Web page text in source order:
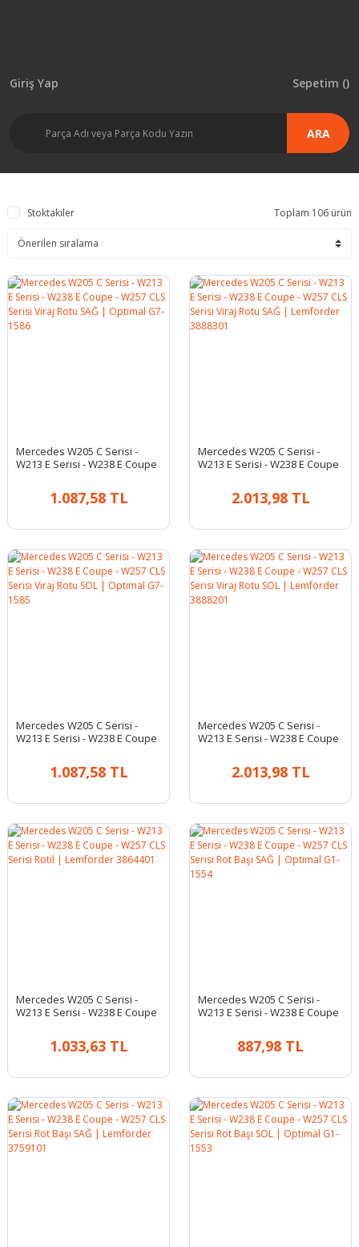
ARA
Giriş Yap Sepetim ()
Stoktakiler Toplam 106 ürün
Mercedes W205 C Serisi -
W213 E Serisi - W238 E Coupe
SAĞ | Optimal G7-1586
1.087,58 TL
Mercedes W205 C Serisi -
W213 E Serisi - W238 E Coupe
SAĞ | Lemförder 3888301
2.013,98 TL
Mercedes W205 C Serisi -
W213 E Serisi - W238 E Coupe
SOL | Optimal G7-1585
1.087,58 TL
Mercedes W205 C Serisi -
W213 E Serisi - W238 E Coupe
SOL | Lemförder 3888201
2.013,98 TL
Mercedes W205 C Serisi -
W213 E Serisi - W238 E Coupe
Lemförder 3864401
1.033,63 TL
Mercedes W205 C Serisi -
W213 E Serisi - W238 E Coupe
| Optimal G1-1554
887,98 TL